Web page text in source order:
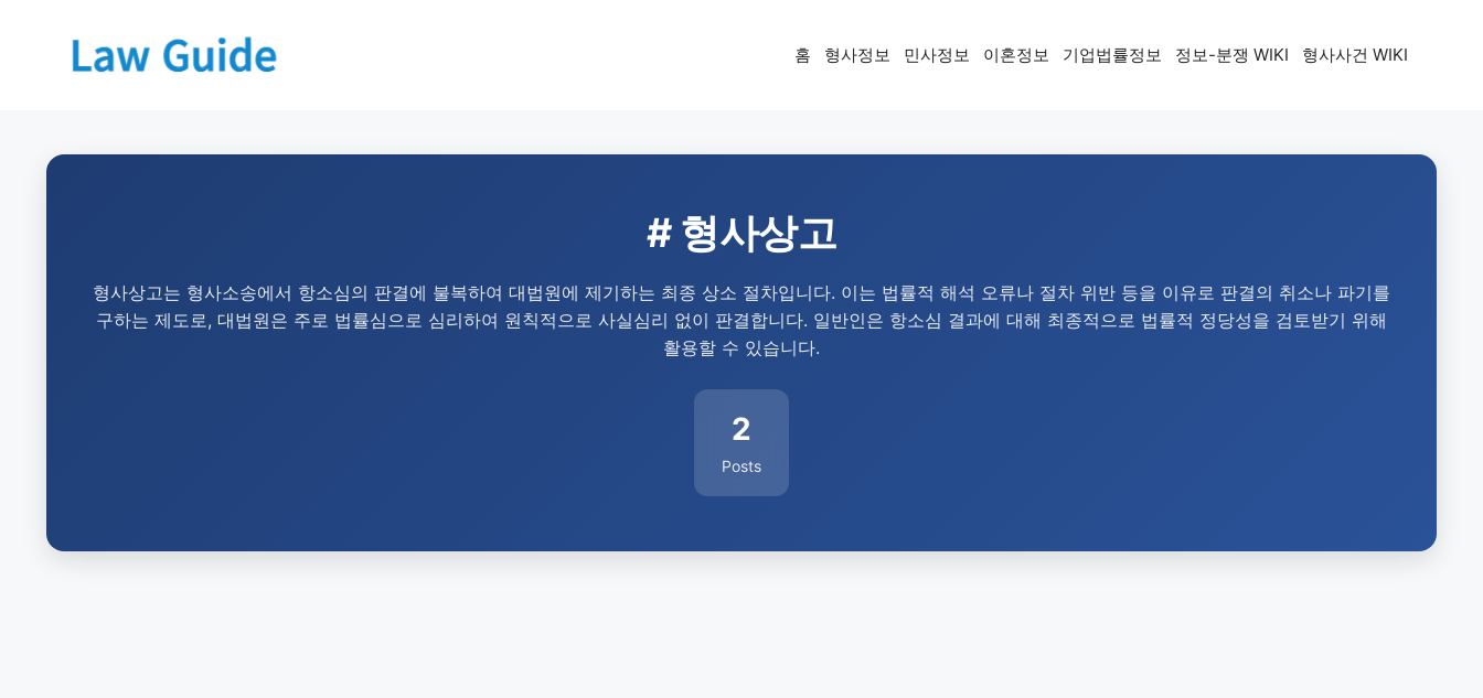
홈 형사정보 민사정보 이혼정보 기업법률정보 정보-분쟁 WIKI 형사사건 WIKI
# 형사상고
형사상고는 형사소송에서 항소심의 판결에 불복하여 대법원에 제기하는 최종 상소 절차입니다. 이는 법률적 해석 오류나 절차 위반 등을 이유로 판결의 취소나 파기를
구하는 제도로, 대법원은 주로 법률심으로 심리하여 원칙적으로 사실심리 없이 판결합니다. 일반인은 항소심 결과에 대해 최종적으로 법률적 정당성을 검토받기 위해
활용할 수 있습니다.
2
Posts